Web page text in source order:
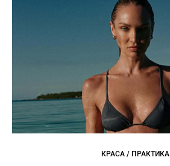
КРАСА / ПРАКТИКА